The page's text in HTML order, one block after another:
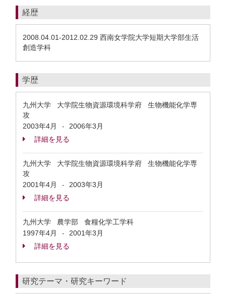
経歴
2008.04.01-2012.02.29 西南女学院大学短期大学部生活
創造学科
学歴
九州大学 大学院生物資源環境科学府 生物機能化学専
攻
2003年4月
-
2006年3月
詳細を見る
九州大学 大学院生物資源環境科学府 生物機能化学専
攻
2001年4月
-
2003年3月
詳細を見る
九州大学 農学部 食糧化学工学科
1997年4月
-
2001年3月
詳細を見る
研究テーマ・研究キーワード